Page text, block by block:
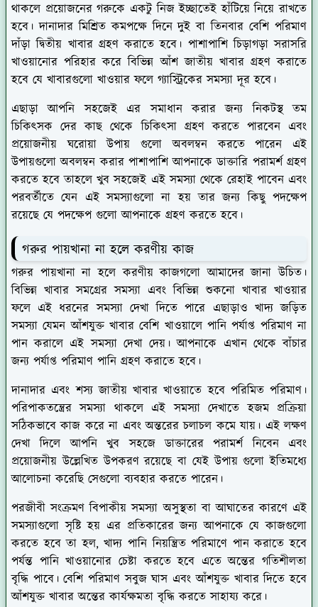
থাকলে প্রয়োজনের গরুকে একটু নিজ ইচ্ছাতেই হাঁটিয়ে নিয়ে রাখতে
হবে। দানাদার মিশ্রিত কমপক্ষে দিনে দুই বা তিনবার বেশি পরিমাণ
দাঁড়া দ্বিতীয় খাবার গ্রহণ করাতে হবে। পাশাপাশি চিড়াগড়া সরাসরি
খাওয়ানোর পরিহার করে বিভিন্ন আঁশ জাতীয় খাবার গ্রহণ করাতে
হবে যে খাবারগুলো খাওয়ার ফলে গ্যাস্ট্রিকের সমস্যা দূর হবে।
এছাড়া আপনি সহজেই এর সমাধান করার জন্য নিকটস্থ তম
চিকিৎসক দের কাছ থেকে চিকিৎসা গ্রহণ করতে পারবেন এবং
প্রয়োজনীয় ঘরোয়া উপায় গুলো অবলম্বন করতে পারেন এই
উপায়গুলো অবলম্বন করার পাশাপাশি আপনাকে ডাক্তারি পরামর্শ গ্রহণ
করতে হবে তাহলে খুব সহজেই এই সমস্যা থেকে রেহাই পাবেন এবং
পরবর্তীতে যেন এই সমস্যাগুলো না হয় তার জন্য কিছু পদক্ষেপ
রয়েছে যে পদক্ষেপ গুলো আপনাকে গ্রহণ করতে হবে।
গরুর পায়খানা না হলে করণীয় কাজ
গরুর পায়খানা না হলে করণীয় কাজগলো আমাদের জানা উচিত।
বিভিন্ন খাবার সমগ্রের সমস্যা এবং বিভিন্ন শুকনো খাবার খাওয়ার
ফলে এই ধরনের সমস্যা দেখা দিতে পারে এছাড়াও খাদ্য জড়িত
সমস্যা যেমন আঁশযুক্ত খাবার বেশি খাওয়ালে পানি পর্যাপ্ত পরিমাণ না
পান করালে এই সমস্যা দেখা দেয়। আপনাকে এখান থেকে বাঁচার
জন্য পর্যাপ্ত পরিমাণ পানি গ্রহণ করাতে হবে।
দানাদার এবং শস্য জাতীয় খাবার খাওয়াতে হবে পরিমিত পরিমাণ।
পরিপাকতন্ত্রের সমস্যা থাকলে এই সমস্যা দেখাতে হজম প্রক্রিয়া
সঠিকভাবে কাজ করে না এবং অন্তরের চলাচল কমে যায়। এই লক্ষণ
দেখা দিলে আপনি খুব সহজে ডাক্তারের পরামর্শ নিবেন এবং
প্রয়োজনীয় উল্লেখিত উপকরণ রয়েছে বা যেই উপায় গুলো ইতিমধ্যে
আলোচনা করেছি সেগুলো ব্যবহার করতে পারেন।
পরজীবী সংক্রমণ বিপাকীয় সমস্যা অসুস্থতা বা আঘাতের কারণে এই
সমস্যাগুলো সৃষ্টি হয় এর প্রতিকারের জন্য আপনাকে যে কাজগুলো
করতে হবে তা হল, খাদ্য পানি নিয়ন্ত্রিত পরিমাণে পান করাতে হবে
পর্যন্ত পানি খাওয়ানোর চেষ্টা করতে হবে এতে অন্তের গতিশীলতা
বৃদ্ধি পাবে। বেশি পরিমাণ সবুজ ঘাস এবং আঁশযুক্ত খাবার দিতে হবে
আঁশযুক্ত খাবার অন্তের কার্যক্ষমতা বৃদ্ধি করতে সাহায্য করে।